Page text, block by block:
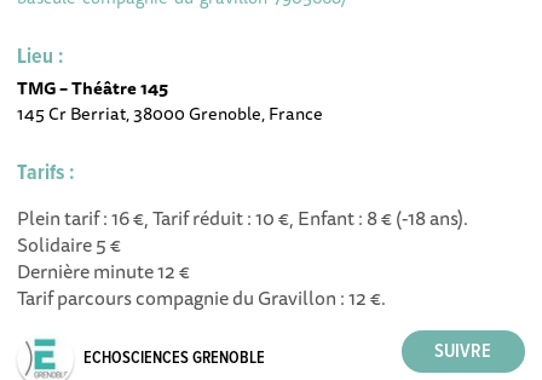
Lieu :
TMG – Théâtre 145
145 Cr Berriat, 38000 Grenoble, France
Tarifs :
Plein tarif : 16 €, Tarif réduit : 10 €, Enfant : 8 € (-18 ans).
Solidaire 5 €
Dernière minute 12 €
Tarif parcours compagnie du Gravillon : 12 €.
ECHOSCIENCES GRENOBLE